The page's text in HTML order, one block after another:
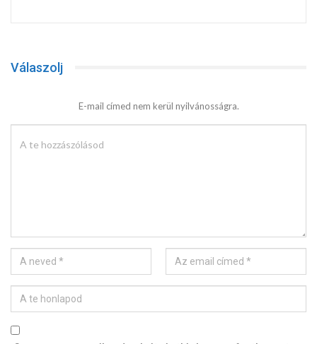
Válaszolj
E-mail címed nem kerül nyilvánosságra.